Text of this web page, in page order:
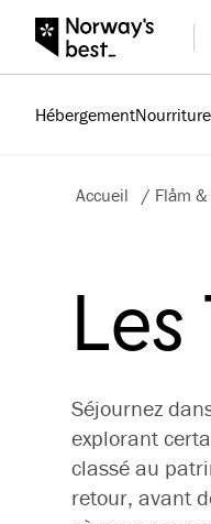
Hébergement
Accueil / Flåm
Séjournez
explorant
classé au
retour, avant